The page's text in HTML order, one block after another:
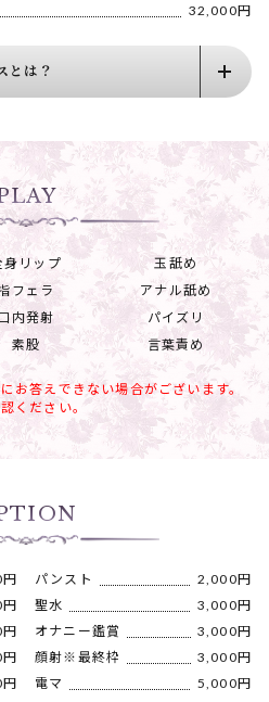
32,000円
とは？
身リップ
玉舐め
フェラ
アナル舐め
内発射
パイズリ
素股 言葉責め
お答えできない場合がございます。
ください。
パンスト
2,000円
聖水
3,000円
オナニー鑑賞
3,000円
顔射※最終枠
3,000円
電マ 5,000円